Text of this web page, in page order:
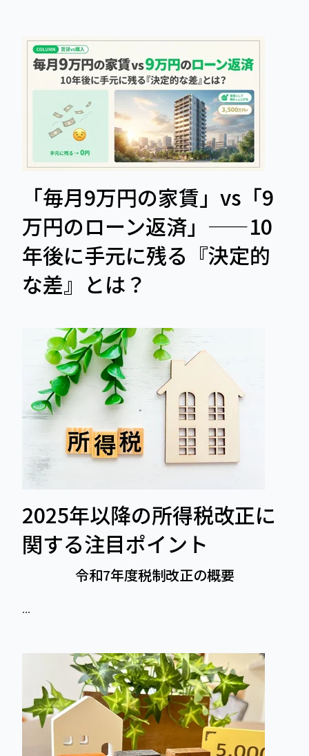
「毎月9万円の家賃」vs「9
万円のローン返済」——10
年後に手元に残る『決定的
な差』とは？
2025年以降の所得税改正に
関する注目ポイント
令和7年度税制改正の概要
...